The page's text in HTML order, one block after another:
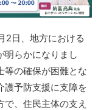
2日、地方における
明らかになりまし
等の確保が困難とな
護予防支援に支障を
、住民主体の支え